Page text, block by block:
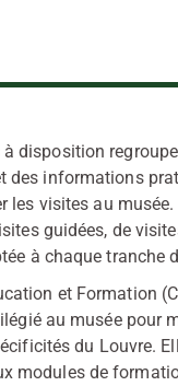
disposition
des informations
les visites au
guidées, de
à chaque tranche
et Formation
au musée pour
du Louvre.
modules de